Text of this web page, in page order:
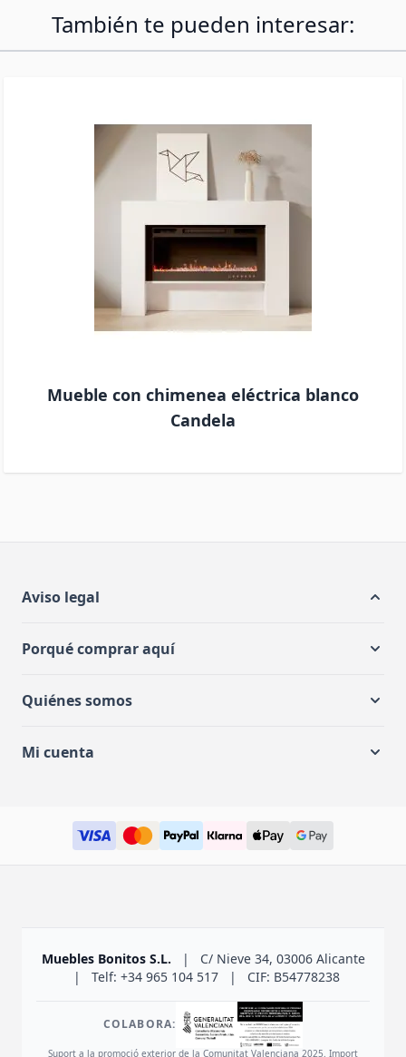
También te pueden interesar:
Mueble con chimenea eléctrica blanco
Candela
Aviso legal
Porqué comprar aquí
Quiénes somos
Mi cuenta
Muebles Bonitos S.L. |
C/ Nieve 34, 03006 Alicante
|
Telf: +34 965 104 517 | CIF: B54778238
COLABORA:
Suport a la promoció exterior de la Comunitat Valenciana 2025. Import